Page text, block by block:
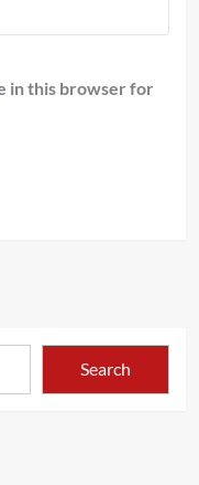
in this browser for
Search